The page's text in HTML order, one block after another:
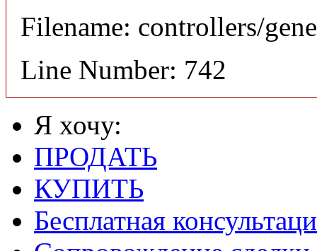
Filename: controllers/
Line Number: 742
Я хочу:
ПРОДАТЬ
КУПИТЬ
Бесплатная